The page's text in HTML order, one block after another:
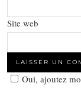
Site web
Oui, ajoutez